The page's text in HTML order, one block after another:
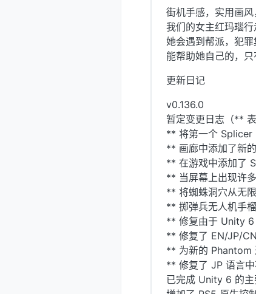
街机手感，实用画
我们的女主红玛瑙行
她会遇到帮派，犯
能帮助她自己的，只
更新日记
v0.136.0
暂定变更日志（**
** 将第一个 Splicer
** 画廊中添加了新
** 在游戏中添加了
** 当屏幕上出现许
** 将蜘蛛洞穴从无
** 掷弹兵无人机手
** 修复由于 Unity 6
** 修复了 EN/JP/
** 为新的 Phantom
** 修复了 JP 语言
已完成 Unity 6 的主